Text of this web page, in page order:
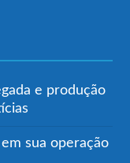
e produção
sua operação